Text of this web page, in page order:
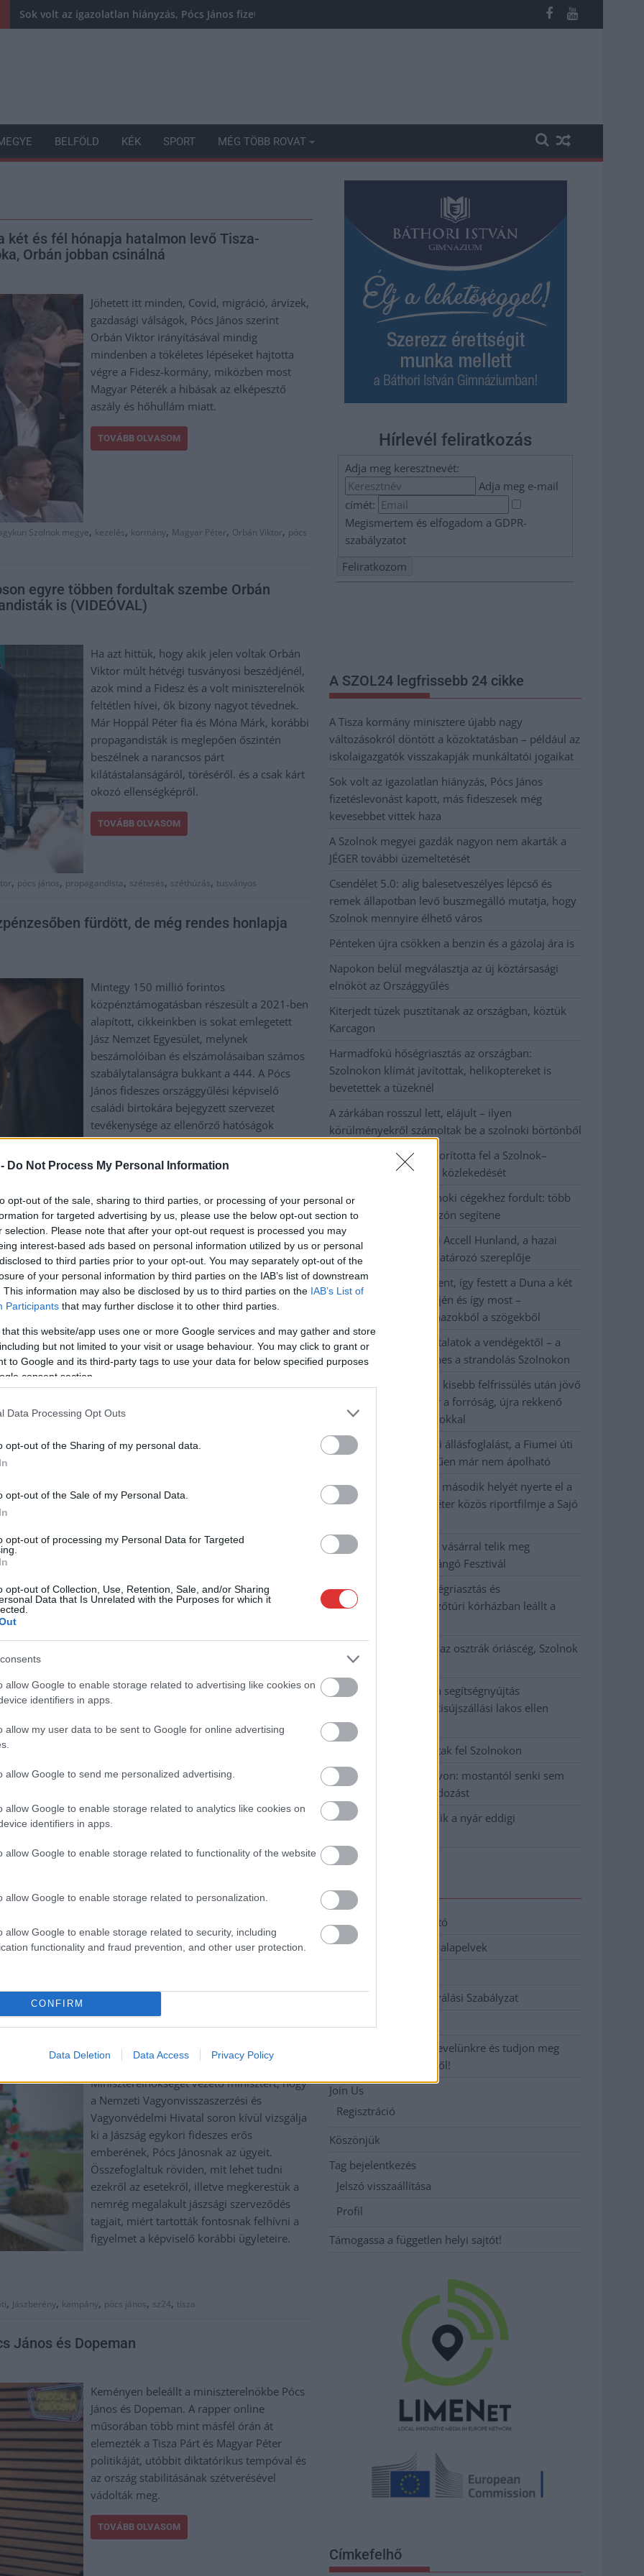
Do Not Process My Personal Information
opt-out of the sale, sharing to third parties, or processing of your personal or
for targeted advertising by us, please use the below opt-out section to
selection. Please note that after your opt-out request is processed you may
interest-based ads based on personal information utilized by us or personal
to third parties prior to your opt-out. You may separately opt-out of the
of your personal information by third parties on the IAB’s list of downstream
This information may also be disclosed by us to third parties on the IAB’s List of
Participants that may further disclose it to other third parties.
that this website/app uses one or more Google services and may gather and store
but not limited to your visit or usage behaviour. You may click to grant or
to Google and its third-party tags to use your data for below specified purposes
consent section.
Data Processing Opt Outs
opt-out of the Sharing of my personal data.
opt-out of the Sale of my Personal Data.
opt-out of processing my Personal Data for Targeted
opt-out of Collection, Use, Retention, Sale, and/or Sharing
Data that Is Unrelated with the Purposes for which it
allow Google to enable storage related to advertising like cookies on
identifiers in apps.
allow my user data to be sent to Google for online advertising
allow Google to send me personalized advertising.
allow Google to enable storage related to analytics like cookies on
identifiers in apps.
allow Google to enable storage related to functionality of the website
allow Google to enable storage related to personalization.
allow Google to enable storage related to security, including
functionality and fraud prevention, and other user protection.
CONFIRM
Data Deletion Data Access Privacy Policy
Sok volt az igazolatlan hiányzás, Pócs János fizetéslevonást kapott, más fideszesek még kevesebbet vittek haza
BELFÖLD KÉK SPORT MÉG TÖBB ROVAT
és fél hónapja hatalmon levő Tisza-
Orbán jobban csinálná
Jöhetett itt minden, Covid, migráció, árvizek,
gazdasági válságok, Pócs János szerint
Orbán Viktor irányításával mindig
mindenben a tökéletes lépéseket hajtotta
végre a Fidesz-kormány, miközben most
Magyar Péterék a hibásak az elképesztő
aszály és hőhullám miatt.
TOVÁBB OLVASOM
Szolnok megye, kezelés, kormány, Magyar Péter, Orbán Viktor, pöcs
egyre többen fordultak szembe Orbán
is (VIDEÓVAL)
Ha azt hittük, hogy akik jelen voltak Orbán
Viktor múlt hétvégi tusványosi beszédjénél,
azok mind a Fidesz és a volt miniszterelnök
feltétlen hívei, ők bizony nagyot tévednek.
Már Hoppál Péter fia és Móna Márk, korábbi
propagandisták is meglepően őszintén
beszélnek a narancsos párt
kilátástalanságáról, töréséről. és a csak kárt
okozó ellenségképről.
TOVÁBB OLVASOM
, pöcs jános, propagandista, szétesés, széthúzás, tusványos
fürdött, de még rendes honlapja
Mintegy 150 millió forintos
közpénztámogatásban részesült a 2021-ben
alapított, cikkeinkben is sokat emlegetett
Jász Nemzet Egyesület, melynek
beszámolóiban és elszámolásaiban számos
szabálytalanságra bukkant a 444. A Pócs
János fideszes országgyűlési képviselő
családi birtokára bejegyzett szervezet
tevékenysége az ellenőrző hatóságok
figyelmét is felkeltette, az egyesület érintett
abban az átfogó vizsgálatban, amely a
Nemzeti Kulturális Alap (NKA) által kifizetett
támogatások miatt indult.
vas márta ,NKA ,pöcs jános
kiugrott és a kínai BYD autógyárnál
Jelenleg a fideszes képviselők mindegyike
egyetért a volt külügyminiszter lépésével és
abban, hogy Szijjártó ahhoz a kínai multihoz
számolatlanul tolta az állami milliárdokat
megye,kínai,kiugrás,közpénz,külügyminiszter,lobbizás,milliárdok
parlamenti beszédére
Egy nappal az Alaptörvény történelmi
megszavazása után is izzott a levegő az
ülésnapon a Tisza Párt frakciója Magyar
Péter vezetésével elhagyta a termet, amikor
a jászsági fideszes képviselő, Pócs János
emelkedett szólásra.
TOVÁBB OLVASOM
, parlament pöcs jános telefon , tisza part
– A képviselő bűnlajstromát sorolják a
Az aHang helyi szervezete, a jászberényi
aPont „Kezdjék Póccsal!” címmel indított
petíciót, ebben pedig arra kérik Ruff Bálint
Miniszterelnökséget vezető minisztert, hogy
a Nemzeti Vagyonvisszaszerzési és
Vagyonvédelmi Hivatal soron kívül vizsgálja
ki a Jászság egykori fideszes erős
emberének, Pócs Jánosnak az ügyeit.
Összefoglaltuk röviden, mit lehet tudni
ezekről az esetekről, illetve megkerestük a
nemrég megalakult jászsági szerveződés
tagjait, miért tartották fontosnak felhívni a
figyelmet a képviselő korábbi ügyleteire.
, Jászberény, kampány, pöcs jános, sz24, tisza
János és Dopeman
Keményen beleállt a miniszterelnökbe Pócs
János és Dopeman. A rapper online
műsorában több mint másfél órán át
elemezték a Tisza Párt és Magyar Péter
politikáját, utóbbit diktatórikus tempóval és
az ország stabilitásának szétverésével
vádolták meg.
TOVÁBB OLVASOM
Hírlevél feliratkozás
Adja meg keresztnevét:
Adja meg e-mail
címét:
Megismertem és elfogadom a GDPR-
szabályzatot
A SZOL24 legfrissebb 24 cikke
A Tisza kormány minisztere újabb nagy
változásokról döntött a közoktatásban – például az
iskolaigazgatók visszakapják munkáltatói jogaikat
Sok volt az igazolatlan hiányzás, Pócs János
fizetéslevonást kapott, más fideszesek még
kevesebbet vittek haza
A Szolnok megyei gazdák nagyon nem akarták a
JÉGER további üzemeltetését
Csendélet 5.0: alig balesetveszélyes lépcső és
remek állapotban levő buszmegálló mutatja, hogy
Szolnok mennyire élhető város
Pénteken újra csökken a benzin és a gázolaj ára is
Napokon belül megválasztja az új köztársasági
elnököt az Országgyűlés
Kiterjedt tüzek pusztítanak az országban, köztük
Karcagon
Harmadfokú hőségriasztás az országban:
Szolnokon klímát javítottak, helikoptereket is
bevetettek a tüzeknél
A zárkában rosszul lett, elájult – ilyen
körülményekről számoltak be a szolnoki börtönből
Váratlan fennakadás borította fel a Szolnok–
Kecskemét vasútvonal közlekedését
A polgármester a szolnoki cégekhez fordult: több
száz elbocsátott dolgozón segítene
Csődbe ment a tószegi Accell Hunland, a hazai
kerékpárgyártás meghatározó szereplője
Egyszer fent, egyszer lent, így festett a Duna a két
évvel ezelőtti árvíz idején és így most –
fotógyűjtemény ugyanazokból a szögekből
Ilyenek eddig a tapasztalatok a vendégektől – a
hőhullám miatt ingyenes a strandolás Szolnokon
Nem biztató: a hétvégi kisebb felfrissülés után jövő
héten megint visszatér a forróság, újra rekkenő
hőség jön, akár 38 fokokkal
Közzétették a szakértői állásfoglalást, a Fiumei úti
fák többsége szakszerűen már nem ápolható
A MÚOSZ sajtódíjának második helyét nyerte el a
Borsod24 és a Paraméter közös riportfilmje a Sajó
Tánccal, zeneszóval és vásárral telik meg
Jászberény, indul a Csángó Fesztivál
Meghosszabbított hőségriasztás és
vízkorlátozások, a mezőtúri kórházban leállt a
Átszervezi működését az osztrák óriáscég, Szolnok
is érintett
Tragédiába torkollott a segítségnyújtás
elmulasztása, három kisújszállási lakos ellen
emeltek vádat
Hatalmas lángok csaptak fel Szolnokon
Vízitraffipax a Tisza-tavon: mostantól senki sem
úszhatja meg a száguldozást
Szolnokra is megérkezik a nyár eddigi
Adatkezelési tájékoztató
Etikai és függetlenségi alapelvek
Hozzászólási és Moderálási Szabályzat
Iratkozzon fel heti hírlevelünkre és tudjon meg
még többet megyénkről!
Join Us
Regisztráció
Köszönjük
Tag bejelentkezés
Jelszó visszaállítása
Profil
Támogassa a független helyi sajtót!
Címkefelhő